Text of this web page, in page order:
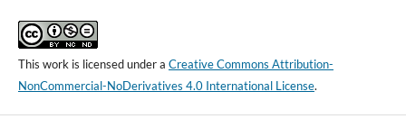
This work is licensed under a Creative Commons Attribution-
NonCommercial-NoDerivatives 4.0 International License.